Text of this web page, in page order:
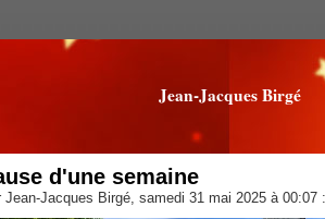
Jean-Jacques Birgé
d'une semaine
Jean-Jacques Birgé, samedi 31 mai 2025 à 00:07